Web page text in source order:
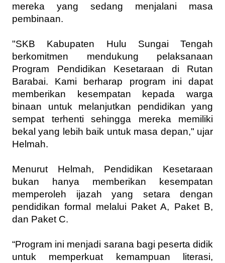
mereka yang sedang menjalani masa
pembinaan.
"SKB Kabupaten Hulu Sungai Tengah
berkomitmen mendukung pelaksanaan
Program Pendidikan Kesetaraan di Rutan
Barabai. Kami berharap program ini dapat
memberikan kesempatan kepada warga
binaan untuk melanjutkan pendidikan yang
sempat terhenti sehingga mereka memiliki
bekal yang lebih baik untuk masa depan," ujar
Helmah.
Menurut Helmah, Pendidikan Kesetaraan
bukan hanya memberikan kesempatan
memperoleh ijazah yang setara dengan
pendidikan formal melalui Paket A, Paket B,
dan Paket C.
“Program ini menjadi sarana bagi peserta didik
untuk memperkuat kemampuan literasi,